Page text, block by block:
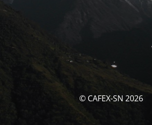
© CAFEX-SN 2026